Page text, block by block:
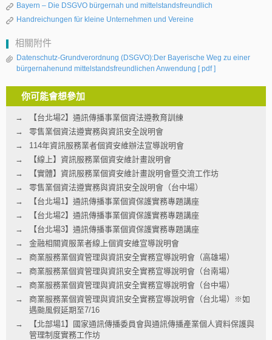
Bayern – Die DSGVO bürgernah und mittelstandsfreundlich
Handreichungen für kleine Unternehmen und Vereine
相關附件
Datenschutz-Grundverordnung (DSGVO):Der Bayerische Weg zu einer
bürgernahenund mittelstandsfreundlichen Anwendung [ pdf ]
你可能會想參加
【台北場2】通訊傳播事業個資法遵教育訓練
零售業個資法遵實務與資訊安全說明會
114年資訊服務業者個資安維辦法宣導說明會
【線上】資訊服務業個資安維計畫說明會
【實體】資訊服務業個資安維計畫說明會暨交流工作坊
零售業個資法遵實務與資訊安全說明會（台中場）
【台北場1】通訊傳播事業個資保護實務專題講座
【台北場2】通訊傳播事業個資保護實務專題講座
【台北場3】通訊傳播事業個資保護實務專題講座
金融相關資服業者線上個資安維宣導說明會
商業服務業個資管理與資訊安全實務宣導說明會（高雄場）
商業服務業個資管理與資訊安全實務宣導說明會（台南場）
商業服務業個資管理與資訊安全實務宣導說明會（台中場）
商業服務業個資管理與資訊安全實務宣導說明會（台北場）※如
遇颱風假延期至7/16
【北部場1】國家通訊傳播委員會與通訊傳播產業個人資料保護與
管理制度實務工作坊